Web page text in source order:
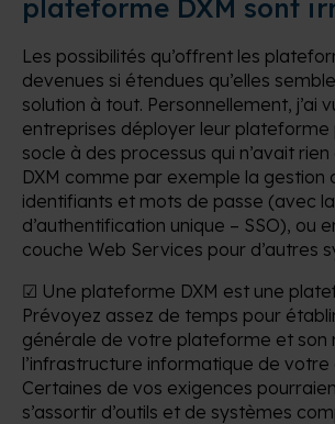
plateforme DXM sont
Les possibilités qu’offrent les
devenues si étendues qu’elles
solution à tout. Personnellement, j’ai
entreprises déployer leur plateforme
socle à des processus qui n’avait
DXM comme par exemple la gestion
identifiants et mots de passe (avec
d’authentification unique – SSO), ou
couche Web Services pour d’autres
☑ Une plateforme DXM est une
Prévoyez assez de temps pour
générale de votre plateforme et son
l’infrastructure informatique de votre
Certaines de vos exigences
s’assortir d’outils et de systèmes